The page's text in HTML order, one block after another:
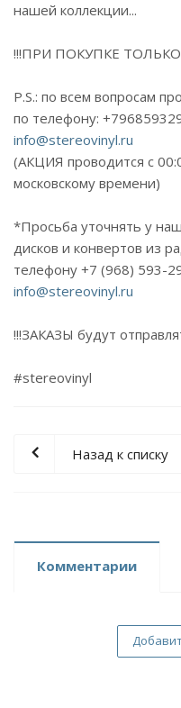
нашей коллекции...
!!!ПРИ ПОКУПКЕ ТОЛЬКО
P.S.: по всем вопросам
по телефону:
info@stereovinyl.ru
(АКЦИЯ проводится с
московскому времени)
*Просьба уточнять у
дисков и конвертов из
телефону +7 (968) 593-
info@stereovinyl.ru
!!!ЗАКАЗЫ будут
#stereovinyl
Назад к списку
Комментарии